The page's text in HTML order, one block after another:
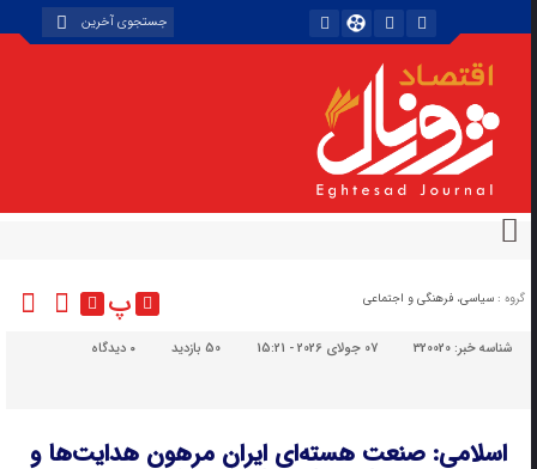
گروه : سیاسی، فرهنگی و اجتماعی پ
شناسه خبر:320020 07 جولای 2026 - 15:21 50 بازدید دیدگاه
اسلامی: صنعت هسته‌ای ایران مرهون هدایت‌ها و